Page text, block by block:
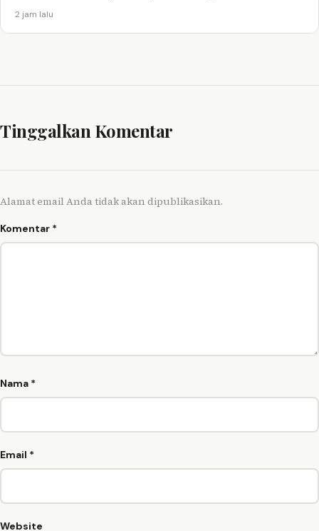
2 jam lalu
Tinggalkan Komentar
Alamat email Anda tidak akan dipublikasikan.
Komentar *
Nama *
Email *
Website